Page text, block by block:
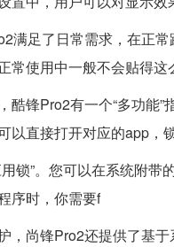
满足了日常需求，在正
常使用中一般不会贴得
酷锋Pro2有一个“多功能
以直接打开对应的app，
锁”。您可以在系统附带
序时，你需要f
，尚锋Pro2还提供了基